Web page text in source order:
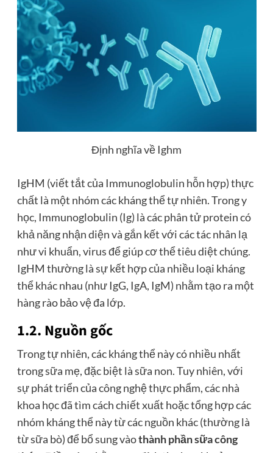
Định nghĩa về Ighm
IgHM (viết tắt của Immunoglobulin hỗn hợp) thực
chất là một nhóm các kháng thể tự nhiên. Trong y
học, Immunoglobulin (Ig) là các phân tử protein có
khả năng nhận diện và gắn kết với các tác nhân lạ
như vi khuẩn, virus để giúp cơ thể tiêu diệt chúng.
IgHM thường là sự kết hợp của nhiều loại kháng
thể khác nhau (như IgG, IgA, IgM) nhằm tạo ra một
hàng rào bảo vệ đa lớp.
1.2. Nguồn gốc
Trong tự nhiên, các kháng thể này có nhiều nhất
trong sữa mẹ, đặc biệt là sữa non. Tuy nhiên, với
sự phát triển của công nghệ thực phẩm, các nhà
khoa học đã tìm cách chiết xuất hoặc tổng hợp các
nhóm kháng thể này từ các nguồn khác (thường là
từ sữa bò) để bổ sung vàothành phần sữa công